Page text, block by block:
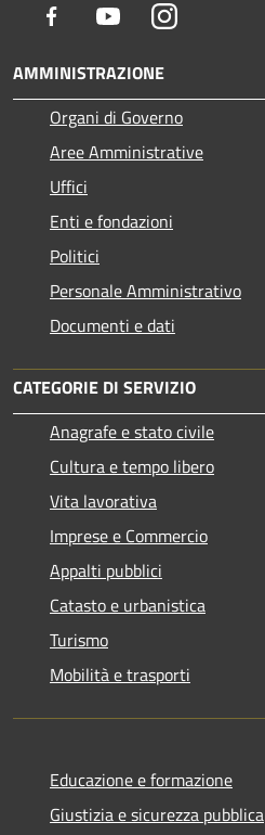
Facebook YoutubeInstagram
AMMINISTRAZIONE
Organi di Governo
Aree Amministrative
Uffici
Enti e fondazioni
Politici
Personale Amministrativo
Documenti e dati
CATEGORIE DI SERVIZIO
Anagrafe e stato civile
Cultura e tempo libero
Vita lavorativa
Imprese e Commercio
Appalti pubblici
Catasto e urbanistica
Turismo
Mobilità e trasporti
Educazione e formazione
Giustizia e sicurezza pubblica